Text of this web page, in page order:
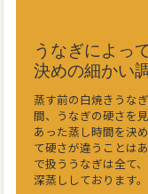
うなぎによっ
決めの細かい
蒸す前の白焼きうな
間、うなぎの硬さを
あった蒸し時間を決
て硬さが違うことは
で扱ううなぎは全て
深蒸ししております。